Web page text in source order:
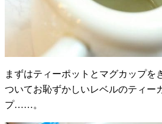
まずはティーポットとマグカップを
ついてお恥ずかしいレベルのティー
プ……。